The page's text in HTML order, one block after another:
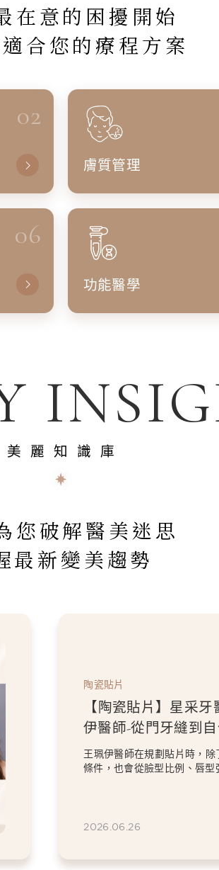
在意的困擾開始
合您的療程方案
02
膚質管理
06
功能醫學
美麗知識庫
您破解醫美迷思
最新變美趨勢
陶瓷貼片
【陶瓷貼片】星采
伊醫師-從門牙縫到
白貼片打造更精緻的
王珮伊醫師在規劃貼片時，除
條件，也會從臉型比例、唇型
2026.06.26